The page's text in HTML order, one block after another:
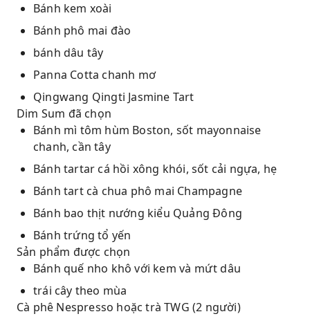
Bánh kem xoài
Bánh phô mai đào
bánh dâu tây
Panna Cotta chanh mơ
Qingwang Qingti Jasmine Tart
Dim Sum đã chọn
Bánh mì tôm hùm Boston, sốt mayonnaise
chanh, cần tây
Bánh tartar cá hồi xông khói, sốt cải ngựa, hẹ
Bánh tart cà chua phô mai Champagne
Bánh bao thịt nướng kiểu Quảng Đông
Bánh trứng tổ yến
Sản phẩm được chọn
Bánh quế nho khô với kem và mứt dâu
trái cây theo mùa
Cà phê Nespresso hoặc trà TWG (2 người)